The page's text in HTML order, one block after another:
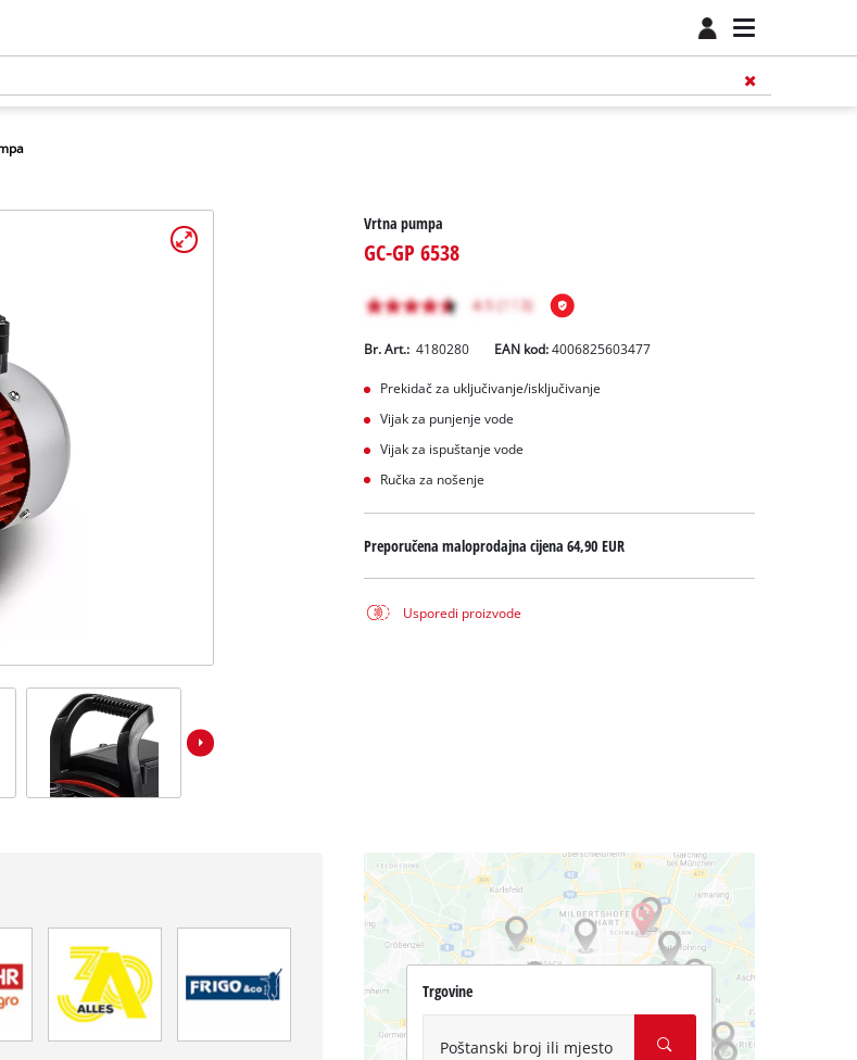
Vrtna pumpa
GC-GP 6538
Br. Art.: 4180280 EAN kod:4006825603477
Prekidač za uključivanje/isključivanje
Vijak za punjenje vode
Vijak za ispuštanje vode
Ručka za nošenje
Preporučena maloprodajna cijena 64,90 EUR
Usporedi proizvode
Trgovine
Poštanski broj ili mjesto